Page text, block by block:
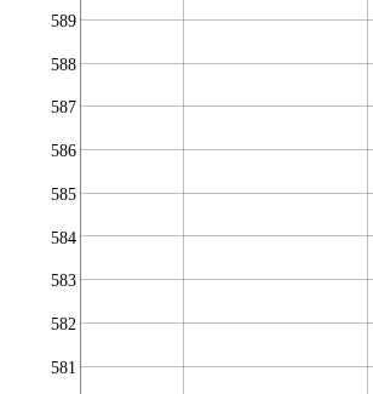
581
582
583
584
585
586
587
588
589